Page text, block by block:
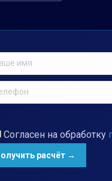
Согласен на обработку